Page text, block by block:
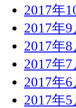
2017年
2017年9
2017年8
2017年7
2017年6
2017年5